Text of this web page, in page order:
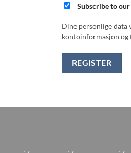
Subscribe to
Dine personlige data
kontoinformasjon og
REGISTER